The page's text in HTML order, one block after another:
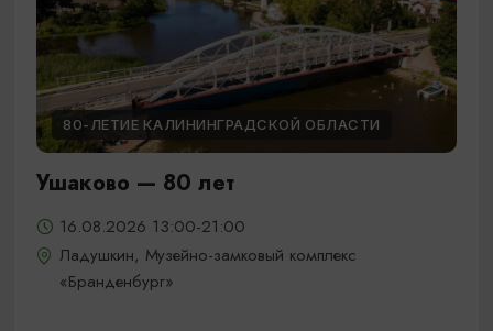
80-ЛЕТИЕ КАЛИНИНГРАДСКОЙ ОБЛАСТИ
Ушаково — 80 лет
16.08.2026 13:00-21:00
Ладушкин, Музейно-замковый комплекс
«Бранденбург»